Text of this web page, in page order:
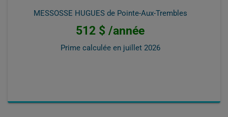
MESSOSSE HUGUES de Pointe-Aux-Trembles
512 $ /année
Prime calculée en juillet 2026